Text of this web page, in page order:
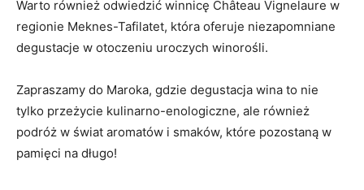
Warto również odwiedzić winnicę ⁣Château Vignelaure w
regionie Meknes-Tafilatet, która oferuje niezapomniane
⁣degustacje‌ w otoczeniu uroczych winorośli.
Zapraszamy do Maroka, ⁤gdzie ⁢degustacja wina⁣ to ‍nie
tylko przeżycie kulinarno-enologiczne, ale również
podróż w świat aromatów i⁣ smaków, które⁣ pozostaną ‌w
pamięci na⁣ długo!